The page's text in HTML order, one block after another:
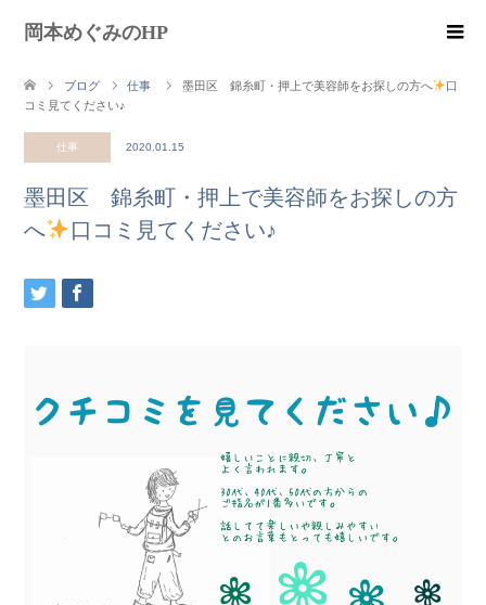
岡本めぐみのHP
ブログ 仕事 墨田区 錦糸町・押上で美容師をお探しの方へ
口
コミ見てください♪
仕事 2020.01.15
墨田区 錦糸町・押上で美容師をお探しの方
へ
口コミ見てください♪